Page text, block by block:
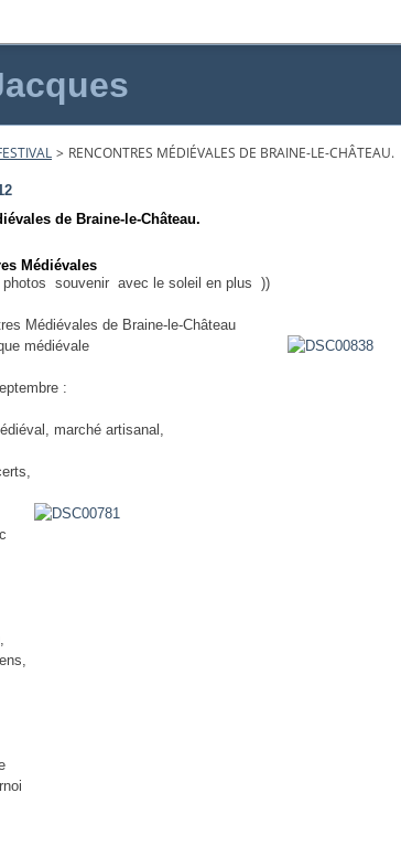
> RENCONTRES MÉDIÉVALES DE BRAINE-LE-CHÂTEAU.
de Braine-le-Château.
Médiévales
souvenir avec le soleil en plus ))
Médiévales de Braine-le-Château
médiévale
:
marché artisanal,